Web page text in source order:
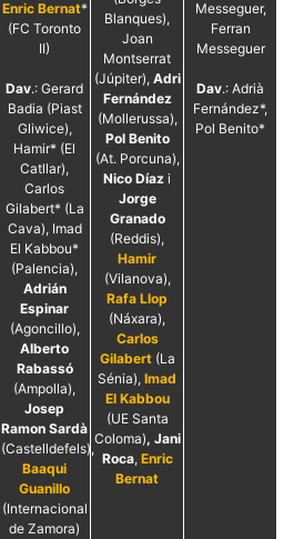
Enric Bernat*
(FC Toronto
II)
Dav.: Gerard
Badia (Piast
Gliwice),
Hamir* (El
Catllar),
Carlos
Gilabert* (La
Cava), Imad
El Kabbou*
(Palencia),
Adrián
Espinar
(Agoncillo),
Alberto
Rabassó
(Ampolla),
Josep
Ramon Sardà
(Castelldefels),
Baaqui
Guanillo
(Internacional
de Zamora)
Blanques),
Joan
Montserrat
(Júpiter), Adri
Fernández
(Mollerussa),
Pol Benito
(At. Porcuna),
Nico Díaz i
Jorge
Granado
(Reddis),
Hamir
(Vilanova),
Rafa Llop
(Náxara),
Carlos
Gilabert(La
Sénia), Imad
El Kabbou
(UE Santa
Coloma), Jani
Roca, Enric
Bernat
Messeguer,
Ferran
Messeguer
Dav.: Adrià
Fernández*,
Pol Benito*
dades en el seu
dispositiu que
permeten que el
lloc funcioni tan
bé com sigui
possible. Si
rebutja
aquestes
cookies
algunes
funcionalitats
desapareixeran
del lloc web.
Màrqueting
En compartir
els teus
interessos i
comportament
mentre
navegues pel
nostre lloc
incrementes
la possibilitat
de mirar
només
anuncis,
ofertes i